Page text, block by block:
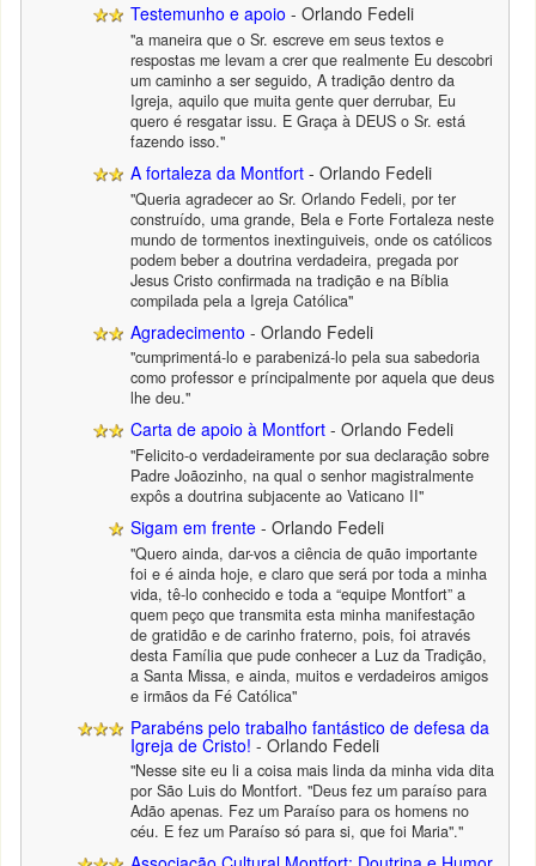
Testemunho e apoio - Orlando Fedeli
"a maneira que o Sr. escreve em seus textos e
respostas me levam a crer que realmente Eu descobri
um caminho a ser seguido, A tradição dentro da
Igreja, aquilo que muita gente quer derrubar, Eu
quero é resgatar issu. E Graça à DEUS o Sr. está
fazendo isso."
A fortaleza da Montfort - Orlando Fedeli
"Queria agradecer ao Sr. Orlando Fedeli, por ter
construído, uma grande, Bela e Forte Fortaleza neste
mundo de tormentos inextinguiveis, onde os católicos
podem beber a doutrina verdadeira, pregada por
Jesus Cristo confirmada na tradição e na Bíblia
compilada pela a Igreja Católica"
Agradecimento - Orlando Fedeli
"cumprimentá-lo e parabenizá-lo pela sua sabedoria
como professor e príncipalmente por aquela que deus
lhe deu."
Carta de apoio à Montfort - Orlando Fedeli
"Felicito-o verdadeiramente por sua declaração sobre
Padre Joãozinho, na qual o senhor magistralmente
expôs a doutrina subjacente ao Vaticano II"
Sigam em frente - Orlando Fedeli
"Quero ainda, dar-vos a ciência de quão importante
foi e é ainda hoje, e claro que será por toda a minha
vida, tê-lo conhecido e toda a “equipe Montfort” a
quem peço que transmita esta minha manifestação
de gratidão e de carinho fraterno, pois, foi através
desta Família que pude conhecer a Luz da Tradição,
a Santa Missa, e ainda, muitos e verdadeiros amigos
e irmãos da Fé Católica"
Parabéns pelo trabalho fantástico de defesa da
Igreja de Cristo! - Orlando Fedeli
"Nesse site eu li a coisa mais linda da minha vida dita
por São Luis do Montfort. "Deus fez um paraíso para
Adão apenas. Fez um Paraíso para os homens no
céu. E fez um Paraíso só para si, que foi Maria"."